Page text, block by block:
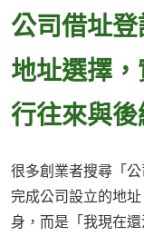
公司借址
地址選擇
行往來與
很多創業者搜尋「
完成公司設立的地
身，而是「我現在